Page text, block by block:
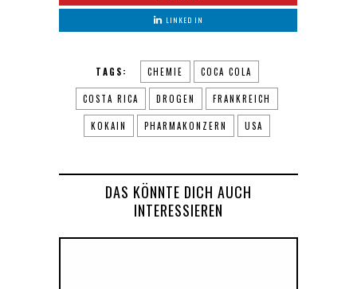
LINKED IN
TAGS: CHEMIE COCA COLA
COSTA RICA DROGEN FRANKREICH
KOKAIN PHARMAKONZERN USA
DAS KÖNNTE DICH AUCH
INTERESSIEREN